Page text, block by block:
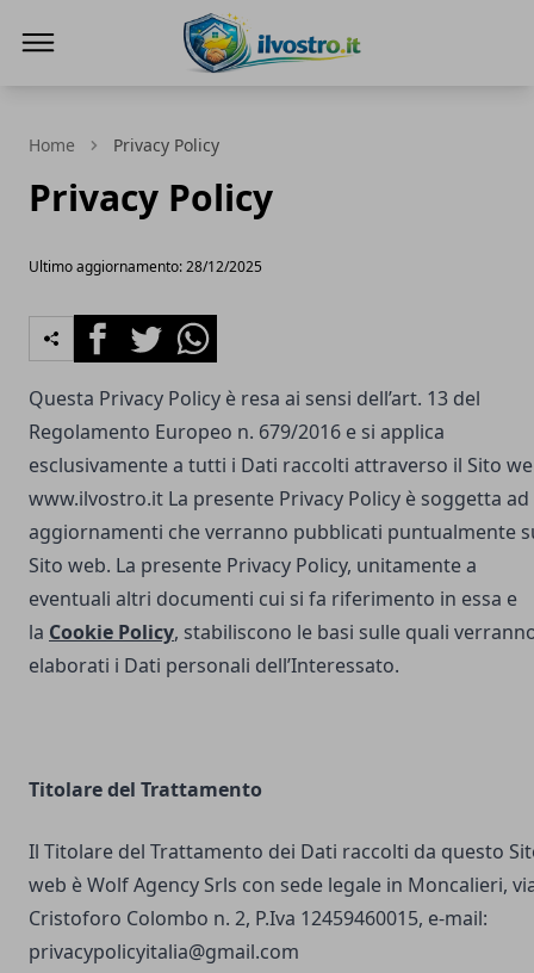
Home Privacy Policy
Privacy Policy
Ultimo aggiornamento: 28/12/2025
FacebookTwitterWhatsapp
Questa Privacy Policy è resa ai sensi dell’art. 13 del
Regolamento Europeo n. 679/2016 e si applica
esclusivamente a tutti i Dati raccolti attraverso il Sito
www.ilvostro.it La presente Privacy Policy è soggetta ad
aggiornamenti che verranno pubblicati puntualmente
Sito web. La presente Privacy Policy, unitamente a
eventuali altri documenti cui si fa riferimento in essa e
la Cookie Policy, stabiliscono le basi sulle quali
elaborati i Dati personali dell’Interessato.
Titolare del Trattamento
Il Titolare del Trattamento dei Dati raccolti da questo
web è Wolf Agency Srls con sede legale in Moncalieri,
Cristoforo Colombo n. 2, P.Iva 12459460015, e-mail:
privacypolicyitalia@gmail.com